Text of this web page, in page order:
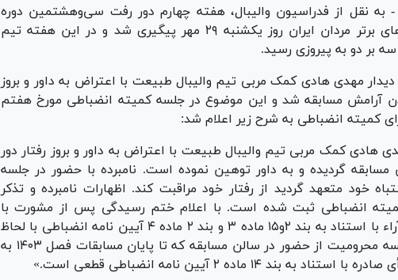
- به نقل از فدراسیون والیبال، هفته چهارم دور رفت سی‌‎وهشتمین دوره
مسابقات والیبال قهرمانی باشگاه‌های برتر مردان ایران روز یکشنبه ۲۹ مهر پیگیری شد و در این هفته تیم
بر دو به پیروزی رسید.
مهدی هادی کمک مربی تیم والیبال طبیعت با اعتراض به داور و بروز
آرامش مسابقه شد و این موضوع در جلسه کمیته انضباطی مورخ هفتم
کمیته انضباطی به شرح زیر اعلام شد:
هادی کمک مربی تیم والیبال طبیعت با اعتراض به داور و بروز رفتار دور
گردیده و به داور توهین نموده است. نامبرده با حضور در جلسه
خود متعهد گردید از رفتار خود مراقبت کند. اظهارات نامبرده و تذکر
انضباطی ثبت شده است. با اعلام ختم رسیدگی پس از مشورت با
اعضاء، کمیته انضباطی به اتفاق آراء با استناد به بند ۲و۱۵ ماده ۳ و بند ۲ ماده ۴ آیین نامه انضباطی با لحاظ
فقدان سابقه، نامبرده را به یک جلسه محرومیت از حضور در سالن مسابقه که تا پایان مسابقات فصل ۱۴۰۳ به
۱۴ ماده ۲ آیین نامه انضباطی قطعی است.»